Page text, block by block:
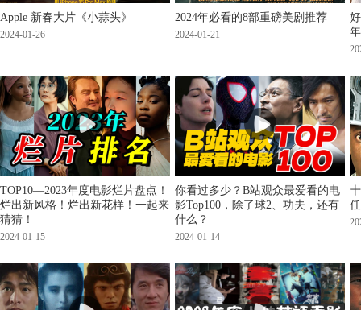
Apple 新春大片《小蒜头》
2024-01-26
2024年必看的8部重磅美剧推荐
2024-01-21
TOP10—2023年度电影烂片盘点！
烂出新风格！烂出新花样！一起来
猜猜！
2024-01-15
你看过多少？B站观众最爱看的电
影Top100，除了球2、功夫，还有
什么？
2024-01-14